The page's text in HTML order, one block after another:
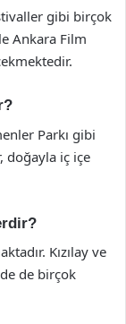
gibi birçok
Ankara Film
Parkı gibi
doğayla iç içe
Kızılay ve
de birçok